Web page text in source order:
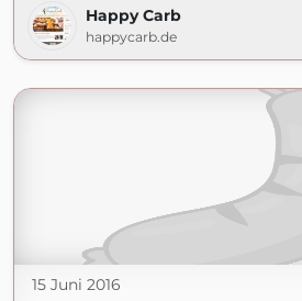
Happy Carb
happycarb.de
15 Juni 2016